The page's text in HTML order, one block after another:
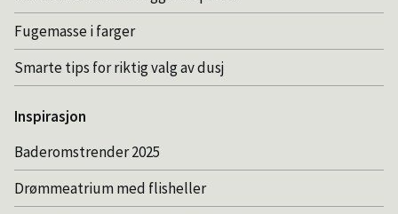
Fugemasse i farger
Smarte tips for riktig valg av dusj
Inspirasjon
Baderomstrender 2025
Drømmeatrium med flisheller